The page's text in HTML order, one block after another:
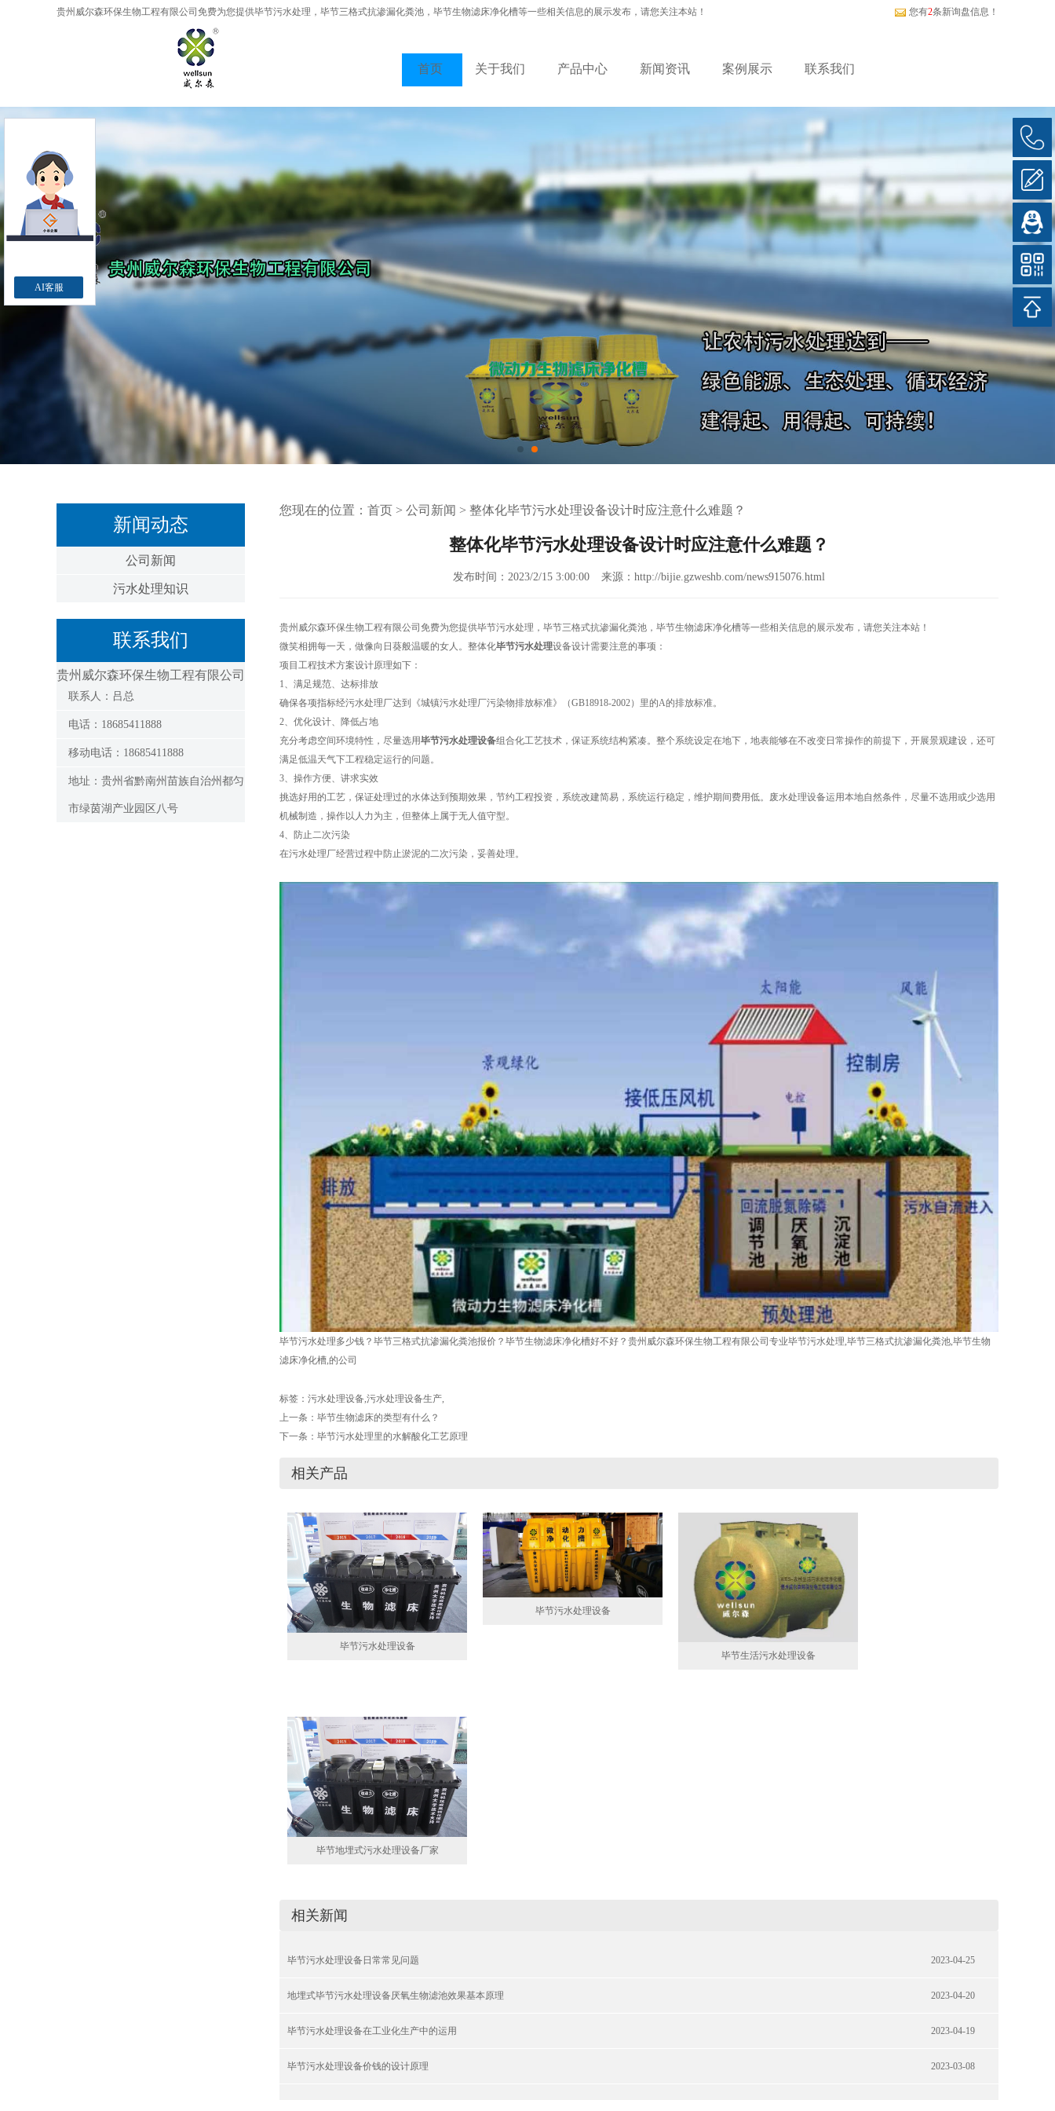
贵州威尔森环保生物工程有限公司免费为您提供毕节污水处理 ，毕节三格式抗渗漏化粪池，毕节生物滤床净化槽等一些相关信息的展示发布，请您关注本站！ 您有2条新询盘信息！
首页 关于我们 产品中心 新闻资讯 案例展示 联系我们
新闻动态
公司新闻
污水处理知识
联系我们
贵州威尔森环保生物工程有限公司
联系人：吕总
电话：18685411888
移动电话：18685411888
地址：贵州省黔南州苗族自治州都匀
市绿茵湖产业园区八号
您现在的位置： 首页 > 公司新闻 > 整体化毕节污水处理设备设计时应注意什么难题？
整体化毕节污水处理设备设计时应注意什么难题？
发布时间：2023/2/15 3:00:00 来源：http://bijie.gzweshb.com/news915076.html
贵州威尔森环保生物工程有限公司免费为您提供毕节污水处理 ，毕节三格式抗渗漏化粪池，毕节生物滤床净化槽等一些相关信息的展示发布，请您关注本站！
微笑相拥每一天，做像向日葵般温暖的女人。整体化毕节污水处理设备设计需要注意的事项：
项目工程技术方案设计原理如下：
1、满足规范、达标排放
确保各项指标经污水处理厂达到《城镇污水处理厂污染物排放标准》（GB18918-2002）里的A的排放标准。
2、优化设计、降低占地
充分考虑空间环境特性，尽量选用毕节污水处理设备组合化工艺技术，保证系统结构紧凑。整个系统设定在地下，地表能够在不改变日常操作的前提下，开展景观建设，还可
满足低温天气下工程稳定运行的问题。
3、操作方便、讲求实效
挑选好用的工艺，保证处理过的水体达到预期效果，节约工程投资，系统改建简易，系统运行稳定，维护期间费用低。废水处理设备运用本地自然条件，尽量不选用或少选用
机械制造，操作以人力为主，但整体上属于无人值守型。
4、防止二次污染
在污水处理厂经营过程中防止淤泥的二次污染，妥善处理。
毕节污水处理多少钱？毕节三格式抗渗漏化粪池报价？毕节生物滤床净化槽好不好？贵州威尔森环保生物工程有限公司专业毕节污水处理,毕节三格式抗渗漏化粪池,毕节生物
滤床净化槽,的公司
标签： 污水处理设备,污水处理设备生产,
上一条： 毕节生物滤床的类型有什么？
下一条： 毕节污水处理里的水解酸化工艺原理
相关产品
毕节污水处理设备
毕节污水处理设备
毕节生活污水处理设备
毕节地埋式污水处理设备厂家
相关新闻
毕节污水处理设备日常常见问题 2023-04-25
地埋式毕节污水处理设备厌氧生物滤池效果基本原理 2023-04-20
毕节污水处理设备在工业化生产中的运用 2023-04-19
毕节污水处理设备价钱的设计原理 2023-03-08
AI客服